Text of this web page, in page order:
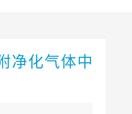
净化气体中